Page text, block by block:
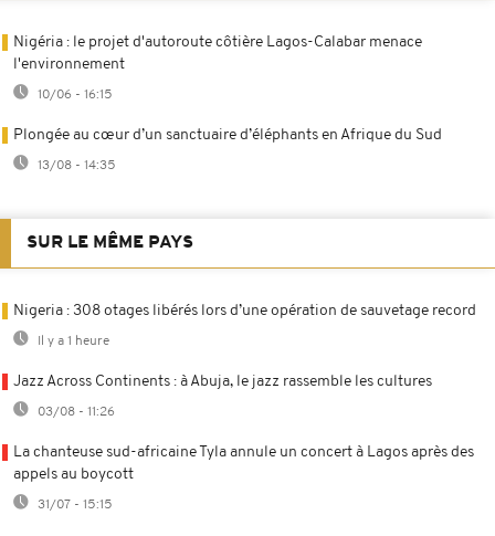
Nigéria : le projet d'autoroute côtière Lagos-Calabar menace
l'environnement
10/06 - 16:15
Plongée au cœur d’un sanctuaire d’éléphants en Afrique du Sud
13/08 - 14:35
SUR LE MÊME PAYS
Nigeria : 308 otages libérés lors d’une opération de sauvetage record
Il y a 1 heure
Jazz Across Continents : à Abuja, le jazz rassemble les cultures
03/08 - 11:26
La chanteuse sud-africaine Tyla annule un concert à Lagos après des
appels au boycott
31/07 - 15:15